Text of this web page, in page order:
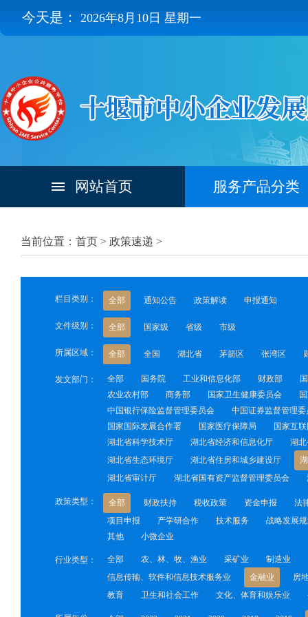
今天是： 2026年8月10日 星期一
网站首页 服务产品分类
当前位置：首页 > 政策速递 >
栏目类别： 全部 通知公告 政策解读 申报通知
文件级别： 全部 国家级 省级 市级
所属区域： 全部 全国 湖北省 茅箭区 张湾区
发文部门： 全部 国务院 工业和信息化部 财政部
农业农村部
商务部 国家卫生健康委员会
中国银行保险监督管理委员会
中国证券监督管理委
国家国际发展合作署
国家医疗保障局
国家互
湖北省科学技术厅
湖北省经济和信息化厅
湖
湖北省生态环境厅
湖北省住房和城乡建设厅
湖北省审计厅
湖北省国有资产监督管理委员会
政策类型： 全部 财政扶持 税收政策 资金申报
法
项目申报
产学研合作 技术服务
战略发展
其他
小微企业
行业类型： 全部 农、林、牧、渔业 采矿业
制造业
信息传输、软件和信息技术服务业
金融业
房
教育
卫生和社会工作 文化、体育和娱乐业